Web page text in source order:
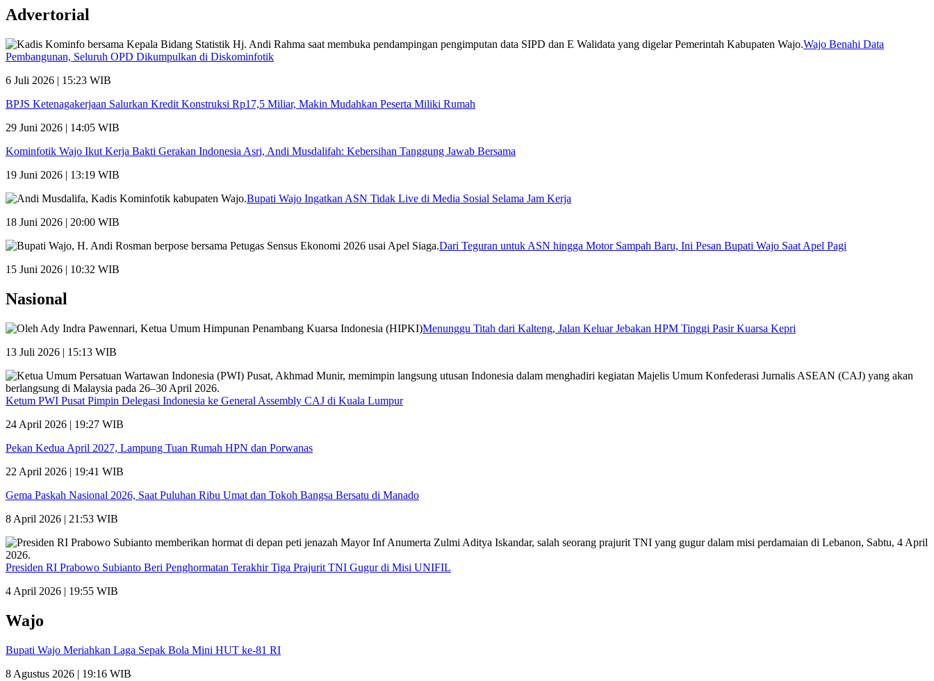
Advertorial
Wajo Benahi Data
Pembangunan, Seluruh OPD Dikumpulkan di Diskominfotik
6 Juli 2026 | 15:23 WIB
BPJS Ketenagakerjaan Salurkan Kredit Konstruksi Rp17,5 Miliar, Makin Mudahkan Peserta Miliki Rumah
29 Juni 2026 | 14:05 WIB
Kominfotik Wajo Ikut Kerja Bakti Gerakan Indonesia Asri, Andi Musdalifah: Kebersihan Tanggung Jawab Bersama
19 Juni 2026 | 13:19 WIB
Bupati Wajo Ingatkan ASN Tidak Live di Media Sosial Selama Jam Kerja
18 Juni 2026 | 20:00 WIB
Dari Teguran untuk ASN hingga Motor Sampah Baru, Ini Pesan Bupati Wajo Saat Apel Pagi
15 Juni 2026 | 10:32 WIB
Nasional
Menunggu Titah dari Kalteng, Jalan Keluar Jebakan HPM Tinggi Pasir Kuarsa Kepri
13 Juli 2026 | 15:13 WIB
Ketum PWI Pusat Pimpin Delegasi Indonesia ke General Assembly CAJ di Kuala Lumpur
24 April 2026 | 19:27 WIB
Pekan Kedua April 2027, Lampung Tuan Rumah HPN dan Porwanas
22 April 2026 | 19:41 WIB
Gema Paskah Nasional 2026, Saat Puluhan Ribu Umat dan Tokoh Bangsa Bersatu di Manado
8 April 2026 | 21:53 WIB
Presiden RI Prabowo Subianto Beri Penghormatan Terakhir Tiga Prajurit TNI Gugur di Misi UNIFIL
4 April 2026 | 19:55 WIB
Wajo
Bupati Wajo Meriahkan Laga Sepak Bola Mini HUT ke-81 RI
8 Agustus 2026 | 19:16 WIB